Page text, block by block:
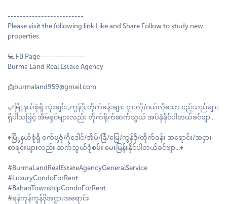
-------------------------
Please visit the following link Like and Share Follow to study new
properties.
💻 FB Page---------------
Burma Land Real Estate Agency
📩burmaland959@gmail.com
✅မြို့နယ်စုံရှိ လုံးချင်း,ကွန်ဒို,တိုက်ခန်းများ ငှားလို/၀ယ်လိုသော ဧည့်သည်များ
ရှိပါသဖြင့် အိမ်ရှင်များလည်း တိုက်ရိုက်ဆက်သွယ် အပ်နှံနိုင်ပါတယ်ခင်ဗျာ...
♦️မြို့နယ်စုံရှိ စက်မူ့ဇုံ/ဂိုဒေါင်/အိမ်/ခြံ/မြေ/ကွန်ဒို/တိုက်ခန်း အရောင်း/အငှား
စာရင်းများလည်း ဆက်သွယ်စုံစမ်း မေးမြန်းနိုင်ပါတယ်ခင်ဗျာ...♦️
#BurmaLandRealEstateAgencyGeneralService
#LuxuryCondoForRent
#BahanTownshipCondoForRent
#ရန်ကုန်ကွန်ဒိုအဌားအရောင်း